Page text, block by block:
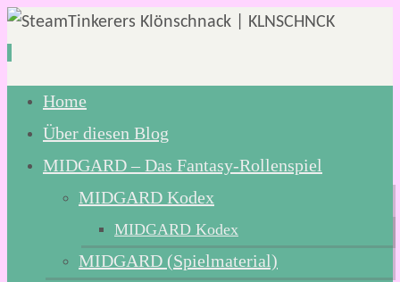
Zum
Inhalt
springen
Home
Über diesen Blog
MIDGARD – Das Fantasy-Rollenspiel
MIDGARD Kodex
MIDGARD Kodex
MIDGARD (Spielmaterial)